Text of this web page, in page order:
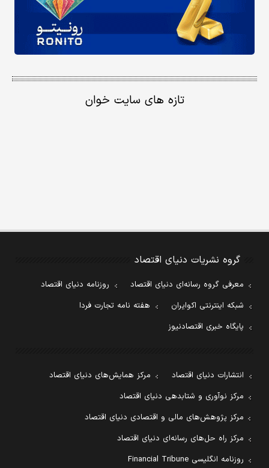
تازه های سایت خوان
گروه نشریات دنیای اقتصاد
معرفی گروه رسانه‌ای دنیای اقتصاد
روزنامه دنیای اقتصاد
شبکه اینترنتی اکوایران
هفته نامه تجارت فردا
پایگاه خبری اقتصادنیوز
انتشارات دنیای اقتصاد
مرکز همایش‌های دنیای اقتصاد
مرکز نوآوری و شتابدهی دنیای اقتصاد
مرکز پژوهش‌های مالی و اقتصادی دنیای اقتصاد
مرکز راه حل‌های رسانه‌ای دنیای اقتصاد
روزنامه انگلیسی Financial Tribune